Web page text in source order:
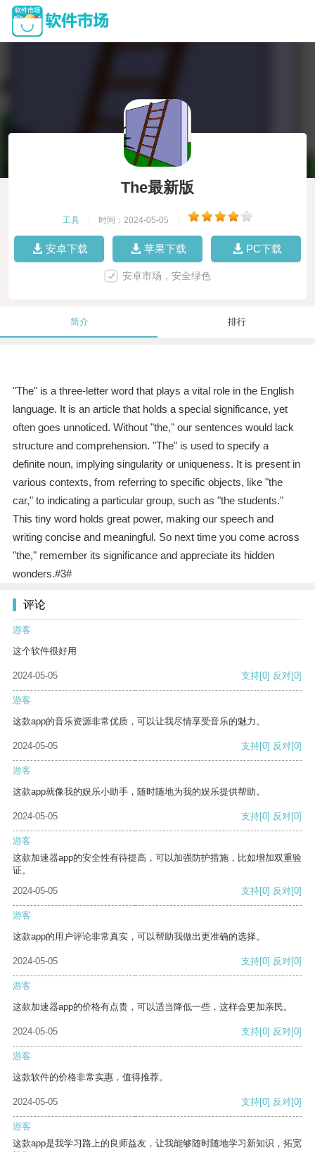
The最新版
工具 时间：2024-05-05
安卓下载 苹果下载 PC下载
安卓市场，安全绿色
简介 排行
"The" is a three-letter word that plays a vital role in the English
language. It is an article that holds a special significance, yet
often goes unnoticed. Without "the," our sentences would lack
structure and comprehension. "The" is used to specify a
definite noun, implying singularity or uniqueness. It is present in
various contexts, from referring to specific objects, like "the
car," to indicating a particular group, such as "the students."
This tiny word holds great power, making our speech and
writing concise and meaningful. So next time you come across
"the," remember its significance and appreciate its hidden
wonders.#3#
评论
游客
这个软件很好用
2024-05-05 支持[0] 反对[0]
游客
这款app的音乐资源非常优质，可以让我尽情享受音乐的魅力。
2024-05-05 支持[0] 反对[0]
游客
这款app就像我的娱乐小助手，随时随地为我的娱乐提供帮助。
2024-05-05 支持[0] 反对[0]
游客
这款加速器app的安全性有待提高，可以加强防护措施，比如增加双重验
证。
2024-05-05
支持[0] 反对[0]
游客
这款app的用户评论非常真实，可以帮助我做出更准确的选择。
2024-05-05 支持[0] 反对[0]
游客
这款加速器app的价格有点贵，可以适当降低一些，这样会更加亲民。
2024-05-05 支持[0] 反对[0]
游客
这款软件的价格非常实惠，值得推荐。
2024-05-05 支持[0] 反对[0]
游客
这款app是我学习路上的良师益友，让我能够随时随地学习新知识，拓宽